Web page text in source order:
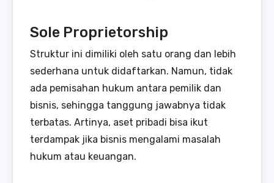
Sole Proprietorship
Struktur ini dimiliki oleh satu orang dan lebih
sederhana untuk didaftarkan. Namun, tidak
ada pemisahan hukum antara pemilik dan
bisnis, sehingga tanggung jawabnya tidak
terbatas. Artinya, aset pribadi bisa ikut
terdampak jika bisnis mengalami masalah
hukum atau keuangan.